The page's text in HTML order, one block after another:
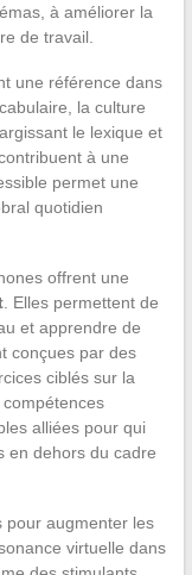
à améliorer la
de travail.
une référence dans
la culture
le lexique et
à une
permet une
quotidien
offrent une
. Elles permettent de
et apprendre de
conçues par des
ciblés sur la
compétences
alliées pour qui
en dehors du cadre
pour augmenter les
virtuelle dans